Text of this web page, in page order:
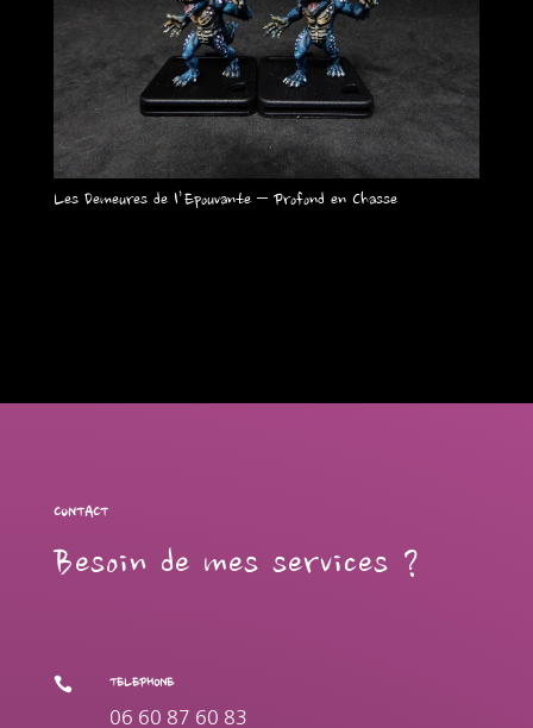
Les Demeures de l’Epouvante – Profond en Chasse
CONTACT
Besoin de mes services ?
 TELEPHONE
06 60 87 60 83